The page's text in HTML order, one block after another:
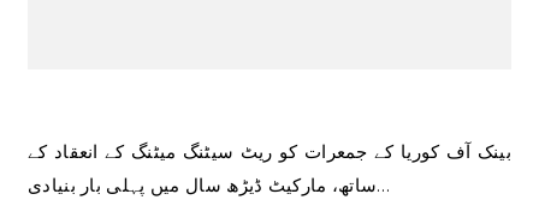
بینک آف کوریا کے جمعرات کو ریٹ سیٹنگ میٹنگ کے انعقاد کے
ساتھ، مارکیٹ ڈیڑھ سال میں پہلی بار بنیادی…